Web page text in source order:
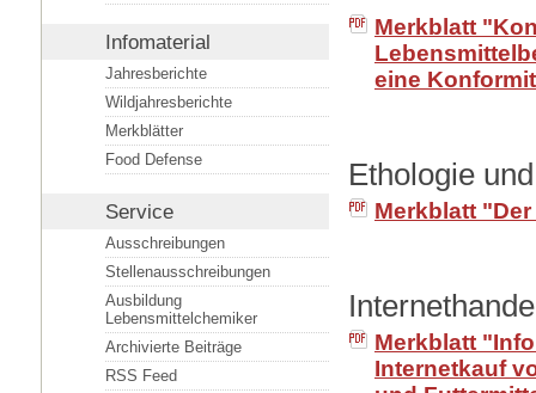
Infomaterial
Jahresberichte
Wildjahresberichte
Merkblätter
Food Defense
Service
Ausschreibungen
Stellenausschreibungen
Ausbildung
Lebensmittelchemiker
Archivierte Beiträge
RSS Feed
Merkblatt
eine
Ethologie
Merkblatt
Merkblatt
Internetkauf